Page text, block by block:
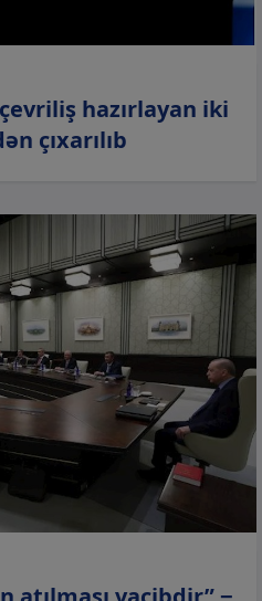
hazırlayan iki
çıxarılıb